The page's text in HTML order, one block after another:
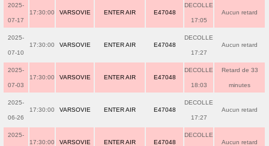
2025-
07-17
17:30:00 VARSOVIE ENTER AIR E47048
DECOLLE
17:05
Aucun retard
2025-
07-10
17:30:00 VARSOVIE ENTER AIR E47048
DECOLLE
17:27
Aucun retard
2025-
07-03
17:30:00 VARSOVIE ENTER AIR E47048
DECOLLE
18:03
Retard de 33
minutes
2025-
06-26
17:30:00 VARSOVIE ENTER AIR E47048
DECOLLE
17:27
Aucun retard
2025-
17:30:00 VARSOVIE ENTER AIR E47048
DECOLLE
Aucun retard